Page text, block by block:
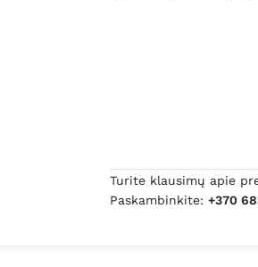
Turite klausimų apie
Paskambinkite:+370